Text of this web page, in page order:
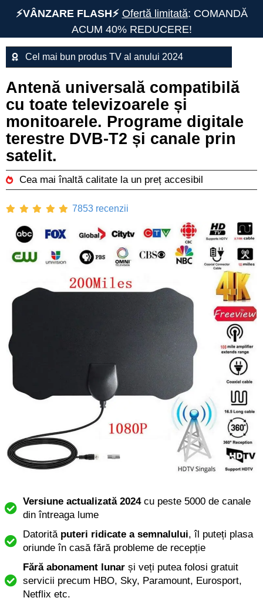
⚡️VÂNZARE FLASH⚡️ Ofertă limitată: COMANDĂ
ACUM 40% REDUCERE!
Cel mai bun produs TV al anului 2024
Antenă universală compatibilă
cu toate televizoarele și
monitoarele. Programe digitale
terestre DVB-T2 și canale prin
satelit.
Cea mai înaltă calitate la un preț accesibil
7853 recenzii
Versiune actualizată 2024cu peste 5000 de canale
din întreaga lume
Datorită puteri ridicate a semnalului, îl puteți plasa
oriunde în casă fără probleme de recepție
Fără abonament lunar și veți putea folosi gratuit
servicii precum HBO, Sky, Paramount, Eurosport,
Netflix etc.